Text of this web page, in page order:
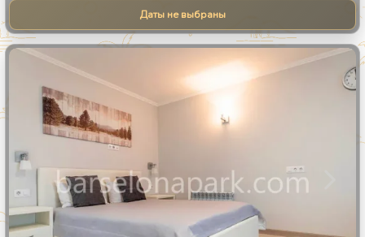
Даты не выбраны